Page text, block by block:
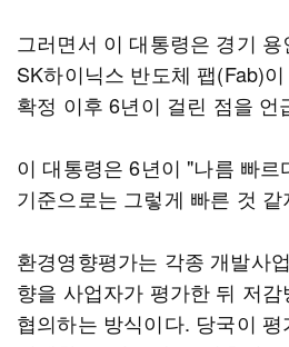
그러면서 이 대통령은 경기
SK하이닉스 반도체 팹(Fab)
확정 이후 6년이 걸린 점을 언
이 대통령은 6년이 "나름 빠
기준으로는 그렇게 빠른 것
환경영향평가는 각종 개발사
향을 사업자가 평가한 뒤 저
협의하는 방식이다. 당국이